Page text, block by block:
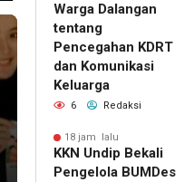
Warga Dalangan
tentang
Pencegahan KDRT
dan Komunikasi
Keluarga
6 Redaksi
18 jam lalu
KKN Undip Bekali
Pengelola BUMDes